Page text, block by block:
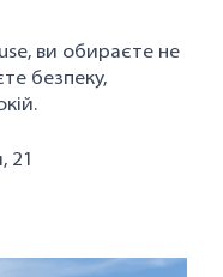
ви обираєте не
безпеку,
21